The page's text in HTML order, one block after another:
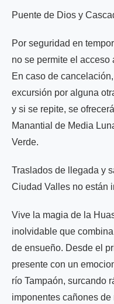
Puente de Dios y
Por seguridad en
no se permite el acceso
En caso de
excursión por alguna
y si se repite, se
Manantial de Media
Verde.
Traslados de llegada y
Ciudad Valles no están
Vive la magia de la
inolvidable que
de ensueño. Desde el
presente con un
río Tampaón, surcando
imponentes cañones de